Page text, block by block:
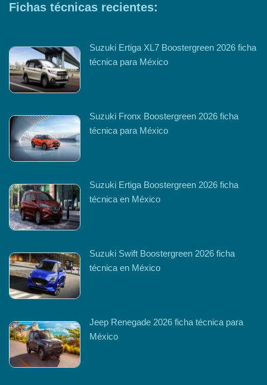
Fichas técnicas recientes:
Suzuki Ertiga XL7 Boostergreen 2026 ficha
técnica para México
Suzuki Fronx Boostergreen 2026 ficha
técnica para México
Suzuki Ertiga Boostergreen 2026 ficha
técnica en México
Suzuki Swift Boostergreen 2026 ficha
técnica en México
Jeep Renegade 2026 ficha técnica para
México